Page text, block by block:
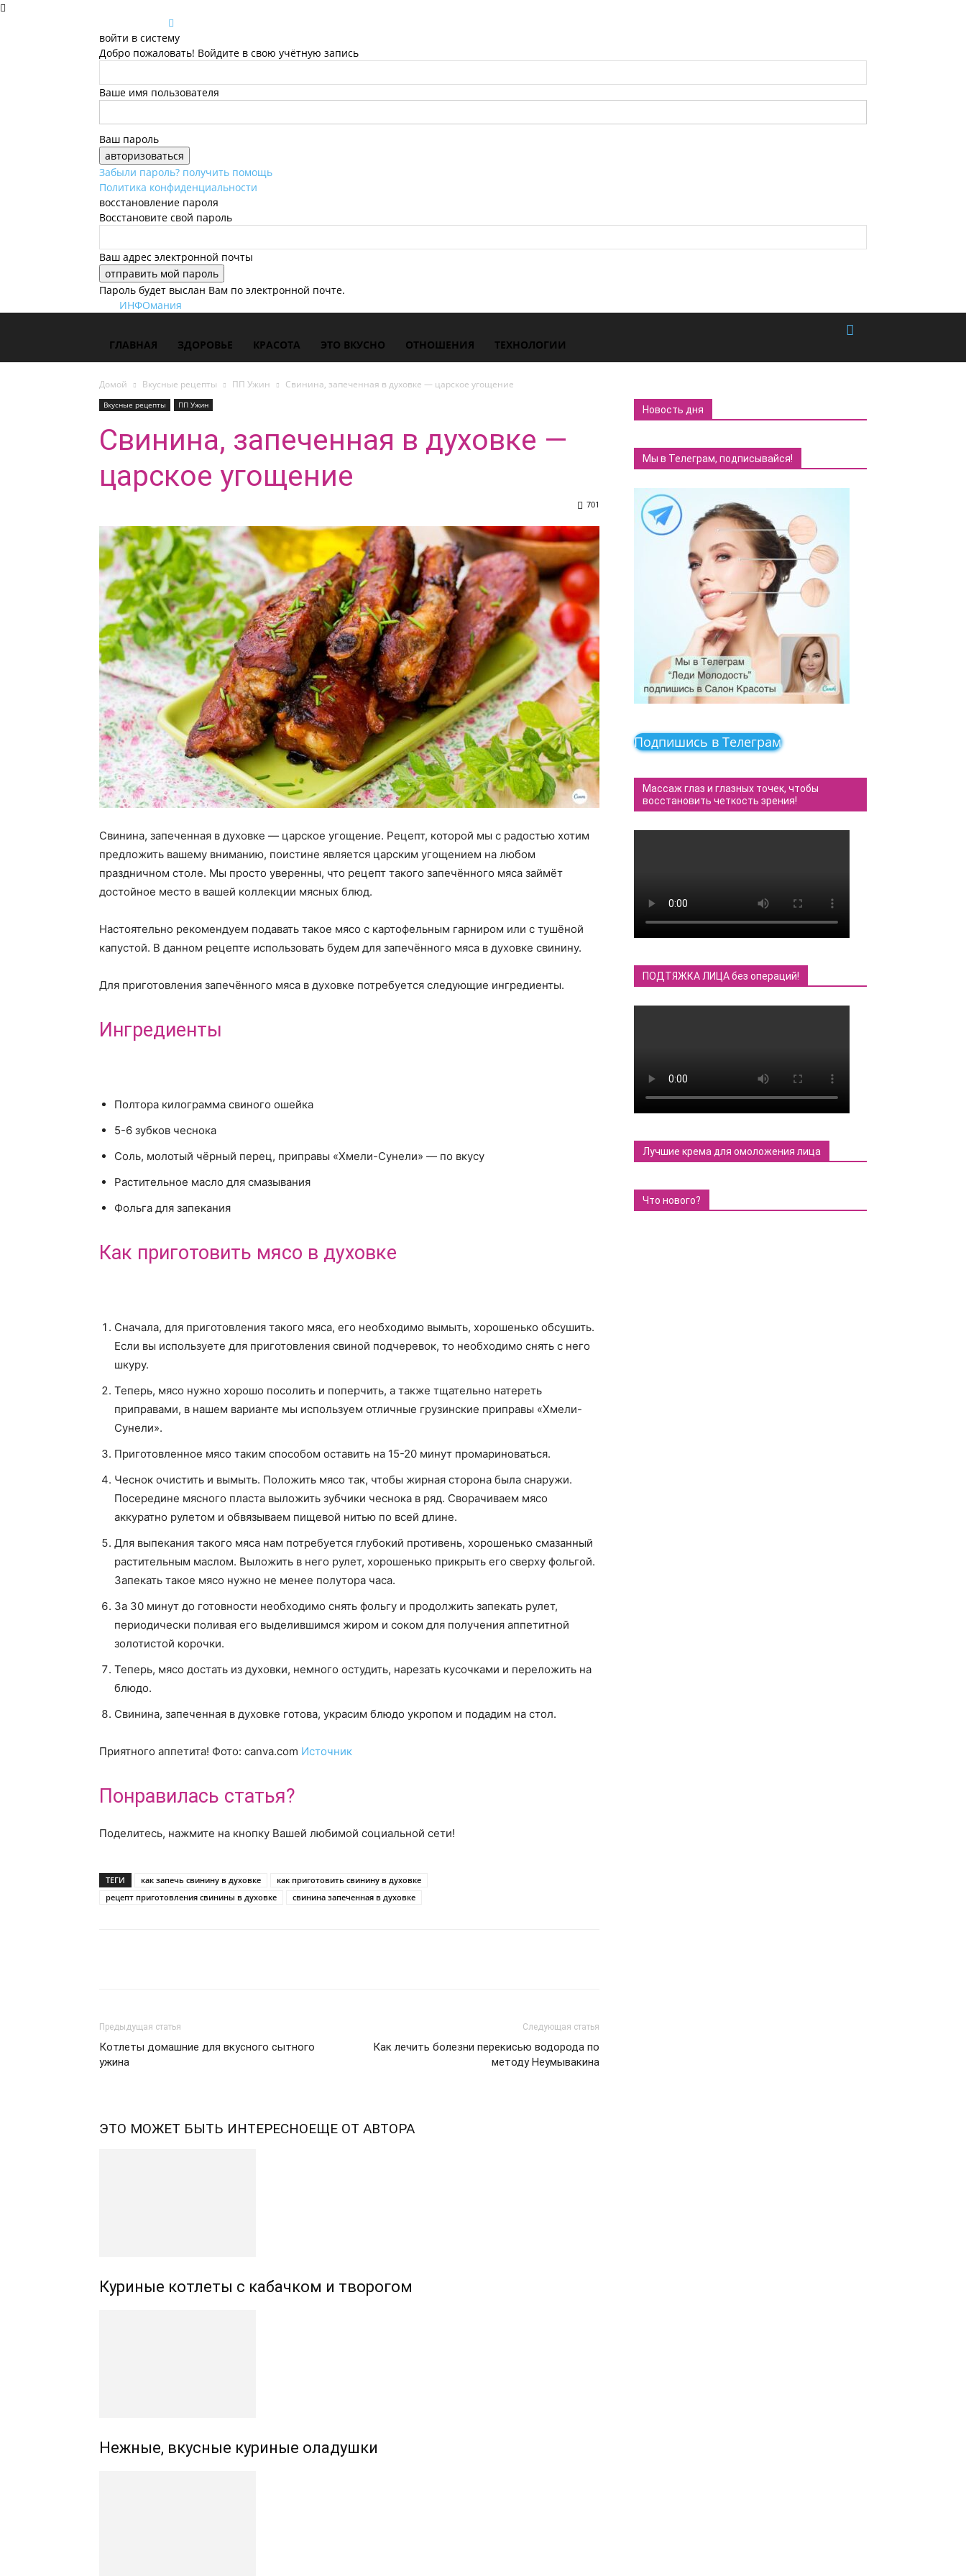
войти в систему
Добро пожаловать! Войдите в свою учётную запись
Ваше имя пользователя
Ваш пароль
Забыли пароль? получить помощь
Политика конфиденциальности
восстановление пароля
Восстановите свой пароль
Ваш адрес электронной почты
Пароль будет выслан Вам по электронной почте.
ИНФОмания
ГЛАВНАЯ ЗДОРОВЬЕ КРАСОТА ЭТО ВКУСНО ОТНОШЕНИЯ ТЕХНОЛОГИИ
Домой Вкусные рецепты ПП Ужин Свинина, запеченная в духовке — царское угощение
Вкусные рецепты ПП Ужин
Свинина, запеченная в духовке —
царское угощение
701
Свинина, запеченная в духовке — царское угощение. Рецепт, которой мы с радостью хотим
предложить вашему вниманию, поистине является царским угощением на любом
праздничном столе. Мы просто уверенны, что рецепт такого запечённого мяса займёт
достойное место в вашей коллекции мясных блюд.
Настоятельно рекомендуем подавать такое мясо с картофельным гарниром или с тушёной
капустой. В данном рецепте использовать будем для запечённого мяса в духовке свинину.
Для приготовления запечённого мяса в духовке потребуется следующие ингредиенты.
Ингредиенты
Полтора килограмма свиного ошейка
5-6 зубков чеснока
Соль, молотый чёрный перец, приправы «Хмели-Сунели» — по вкусу
Растительное масло для смазывания
Фольга для запекания
Как приготовить мясо в духовке
Сначала, для приготовления такого мяса, его необходимо вымыть, хорошенько обсушить.
Если вы используете для приготовления свиной подчеревок, то необходимо снять с него
шкуру.
Теперь, мясо нужно хорошо посолить и поперчить, а также тщательно натереть
приправами, в нашем варианте мы используем отличные грузинские приправы «Хмели-
Сунели».
Приготовленное мясо таким способом оставить на 15-20 минут промариноваться.
Чеснок очистить и вымыть. Положить мясо так, чтобы жирная сторона была снаружи.
Посередине мясного пласта выложить зубчики чеснока в ряд. Сворачиваем мясо
аккуратно рулетом и обвязываем пищевой нитью по всей длине.
Для выпекания такого мяса нам потребуется глубокий противень, хорошенько смазанный
растительным маслом. Выложить в него рулет, хорошенько прикрыть его сверху фольгой.
Запекать такое мясо нужно не менее полутора часа.
За 30 минут до готовности необходимо снять фольгу и продолжить запекать рулет,
периодически поливая его выделившимся жиром и соком для получения аппетитной
золотистой корочки.
Теперь, мясо достать из духовки, немного остудить, нарезать кусочками и переложить на
блюдо.
Свинина, запеченная в духовке готова, украсим блюдо укропом и подадим на стол.
Приятного аппетита! Фото: canva.com Источник
Понравилась статья?
Поделитесь, нажмите на кнопку Вашей любимой социальной сети!
ТЕГИ как запечь свинину в духовке
как приготовить свинину в духовке
рецепт приготовления свинины в духовке
свинина запеченная в духовке
Предыдущая статья
Котлеты домашние для вкусного сытного
ужина
Следующая статья
Как лечить болезни перекисью водорода по
методу Неумывакина
ЭТО МОЖЕТ БЫТЬ ИНТЕРЕСНОЕЩЕ ОТ АВТОРА
Куриные котлеты с кабачком и творогом
Нежные, вкусные куриные оладушки
Новость дня
Мы в Телеграм, подписывайся!
Подпишись в Телеграм
Массаж глаз и глазных точек, чтобы
восстановить четкость зрения!
ПОДТЯЖКА ЛИЦА без операций!
Лучшие крема для омоложения лица
Что нового?